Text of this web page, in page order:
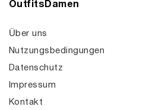
OutfitsDamen
Über uns
Nutzungsbedingungen
Datenschutz
Impressum
Kontakt